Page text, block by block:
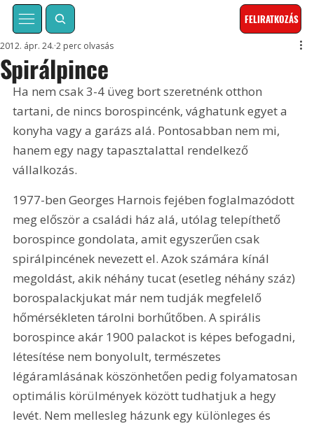
FELIRATKOZÁS
Spirálpince
2012. ápr. 24. 2 perc olvasás
Ha nem csak 3-4 üveg bort szeretnénk otthon
tartani, de nincs borospincénk, vághatunk egyet a
konyha vagy a garázs alá. Pontosabban nem mi,
hanem egy nagy tapasztalattal rendelkező
vállalkozás.
1977-ben Georges Harnois fejében foglalmazódott
meg először a családi ház alá, utólag telepíthető
borospince gondolata, amit egyszerűen csak
spirálpincének nevezett el. Azok számára kínál
megoldást, akik néhány tucat (esetleg néhány száz)
borospalackjukat már nem tudják megfelelő
hőmérsékleten tárolni borhűtőben. A spirális
borospince akár 1900 palackot is képes befogadni,
létesítése nem bonyolult, természetes
légáramlásának köszönhetően pedig folyamatosan
optimális körülmények között tudhatjuk a hegy
levét. Nem mellesleg házunk egy különleges és